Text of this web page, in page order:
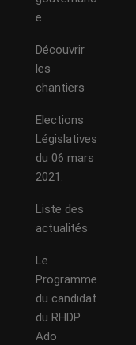
e
Découvrir
les
chantiers
Elections
Législatives
du 06 mars
2021.
Liste des
actualités
Le
Programme
du candidat
du RHDP
Ado